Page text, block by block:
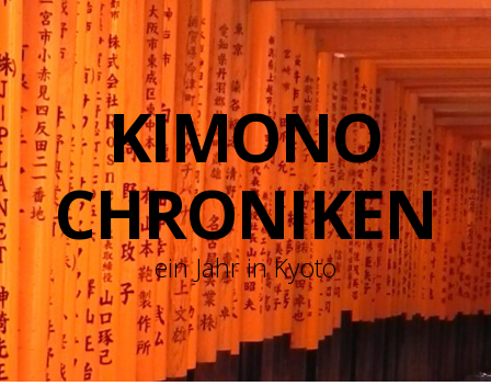
KIMONO
CHRONIKEN
ein Jahr in Kyoto